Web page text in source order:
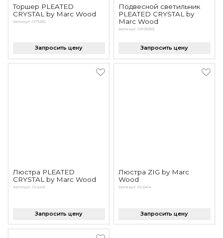
Торшер PLEATED
CRYSTAL by Marc Wood
Артикул: OT5232
Запросить цену
Подвесной светильник
PLEATED CRYSTAL by
Marc Wood
Артикул: OPD5353
Запросить цену
Люстра PLEATED
CRYSTAL by Marc Wood
Артикул: OL5415
Запросить цену
Люстра ZIG by Marc
Wood
Артикул: OL5414
Запросить цену